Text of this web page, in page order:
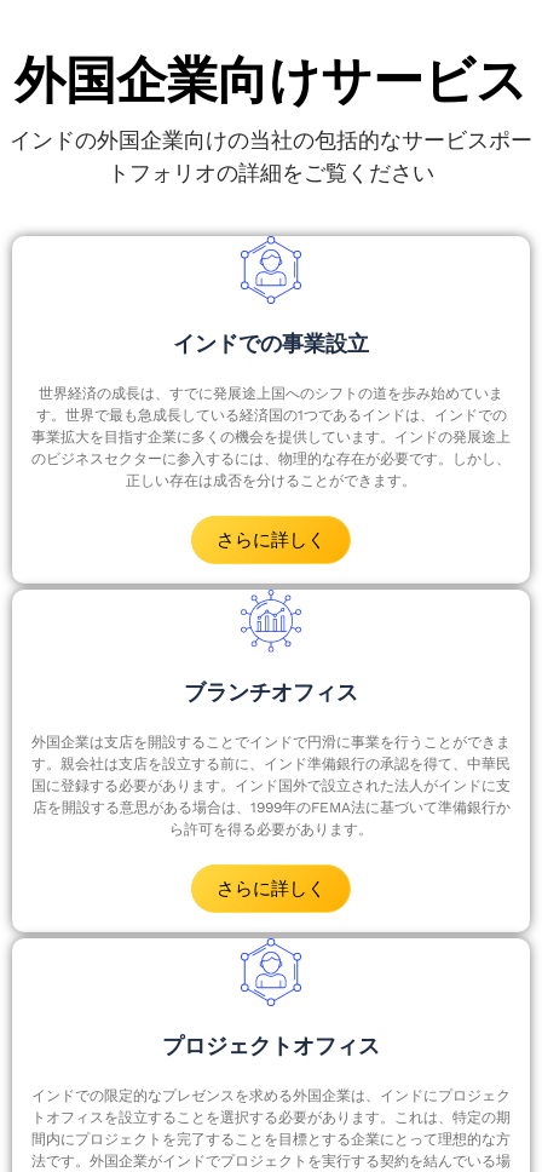
外国企業向けサービス
インドの外国企業向けの当社の包括的なサービスポー
トフォリオの詳細をご覧ください
インドでの事業設立
世界経済の成長は、すでに発展途上国へのシフトの道を歩み始めていま
す。世界で最も急成長している経済国の1つであるインドは、インドでの
事業拡大を目指す企業に多くの機会を提供しています。インドの発展途上
のビジネスセクターに参入するには、物理的な存在が必要です。しかし、
正しい存在は成否を分けることができます。
さらに詳しく
ブランチオフィス
外国企業は支店を開設することでインドで円滑に事業を行うことができま
す。親会社は支店を設立する前に、インド準備銀行の承認を得て、中華民
国に登録する必要があります。インド国外で設立された法人がインドに支
店を開設する意思がある場合は、1999年のFEMA法に基づいて準備銀行か
ら許可を得る必要があります。
さらに詳しく
プロジェクトオフィス
インドでの限定的なプレゼンスを求める外国企業は、インドにプロジェク
トオフィスを設立することを選択する必要があります。これは、特定の期
間内にプロジェクトを完了することを目標とする企業にとって理想的な方
法です。外国企業がインドでプロジェクトを実行する契約を結んでいる場